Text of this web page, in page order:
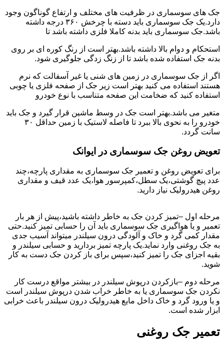
جک های سوسماری در ظرفیت های مختلف و ارتفاع گوناگون وجود
دارد.یک جک سوسماری باید دسته با چرخش ۳۶۰ درجه داشته
باشد.جک سوسماری باید بدنه کاملا فلزی داشته باشد تا
استحکام و دوام بالا داشته باشد.بهتر است از رنگ کوره ای بر روی
بدنه جک استفاده شده باشد تا از زنگ زدگی جلوگیری شود.
اگر از جک سوسماری در زمین های شنی یا غیر آسفالت که نرم
هستند استفاده می کنید بهتر است زیر جک از صفحه فلزی یا چوبی
استفاده کنید که ضخامت این صفحه متناسب با نوع خودرو
متغیر می باشد.بهتر است جک در وسط ماشین قرار گیرد و جک باید
خودرو را به نحوی بالا ببرد تا فاصله لاستیک با زمین حداقل ۳۰
سانت گردد.
تعویض روغن جک سوسماری در ایوانک
برای تعویض روغن و تعمیر جک سوسماری به مقداری پارچه،چند
عدد پیچ گوشتی،یک سطل،کمپرسور هوا،یک عدد قیف و مقداری
روغن هیدرولیک نیاز دارید.
مرحله اول –تمیز کردن جک به خاطر داشته باشید،پیش از هر بار
تعمیر و یا هواگیری جک سوسماری باید آن را حسابی تمیز کنید.حتی
مقدار کمی گرد و خاک و آلودگی درون سیلندر میتواند آسیب جدی
به جک روغنی وارد نماید.یک پارچه تمیز بردارید و حسابی سیلندر و
بقیه اجزای جک را تمیز کنید،سپس برای باز کردن جک دست به کار
شوید.
مرحله دوم –بازکردن درپوش سیلندر در بیشتر مواقع درست کار
نکردن جک سوسماری یا به خاطر خراب شدن درپوش سیلندر است
و یا ورود گرد و خاک داخل مایع هیدرولیک درون سیلندر باعث خرابی
ابزار شده است.
تعمیر جک روغنی